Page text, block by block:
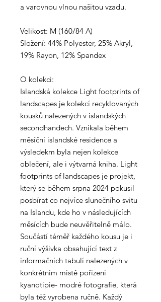
a varovnou vlnou našitou vzadu.
Velikost: M (160/84 A)
Složení: 44% Polyester, 25% Akryl,
19% Rayon, 12% Spandex
O kolekci:
Islandská kolekce Light footprints of
landscapes je kolekcí recyklovaných
kousků nalezených v islandských
secondhandech. Vznikala během
měsíční islandské residence a
výsledekm byla nejen kolekce
oblečení, ale i výtvarná kniha. Light
footprints of landscapes je projekt,
který se během srpna 2024 pokusil
posbírat co nejvíce slunečního svitu
na Islandu, kde ho v následujících
měsících bude neuvěřitelně málo.
Součástí téměř každého kousu je i
ruční výšivka obsahující text z
informačních tabulí nalezených v
konkrétním místě pořízení
kyanotipie- modré fotografie, která
byla též vyrobena ručně. Každý